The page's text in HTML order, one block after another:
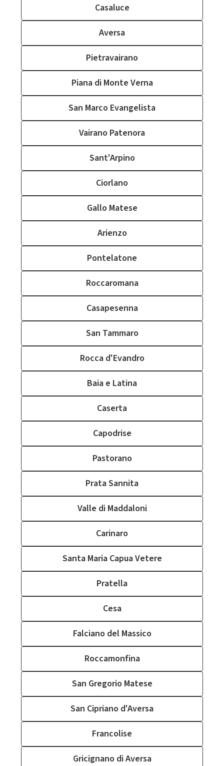
Casaluce
Aversa
Pietravairano
Piana di Monte Verna
San Marco Evangelista
Vairano Patenora
Sant'Arpino
Ciorlano
Gallo Matese
Arienzo
Pontelatone
Roccaromana
Casapesenna
San Tammaro
Rocca d'Evandro
Baia e Latina
Caserta
Capodrise
Pastorano
Prata Sannita
Valle di Maddaloni
Carinaro
Santa Maria Capua Vetere
Pratella
Cesa
Falciano del Massico
Roccamonfina
San Gregorio Matese
San Cipriano d'Aversa
Francolise
Gricignano di Aversa